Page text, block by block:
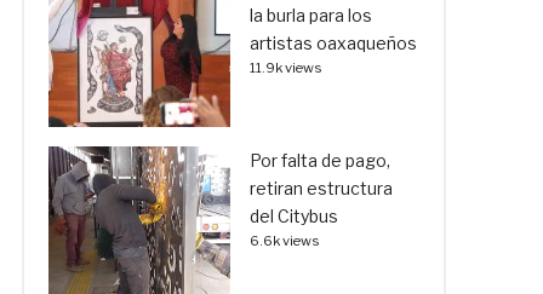
la burla para los
artistas oaxaqueños
11.9k views
Por falta de pago,
retiran estructura
del Citybus
6.6k views